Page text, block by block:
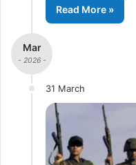
Read More »
Mar
- 2026 -
31 March